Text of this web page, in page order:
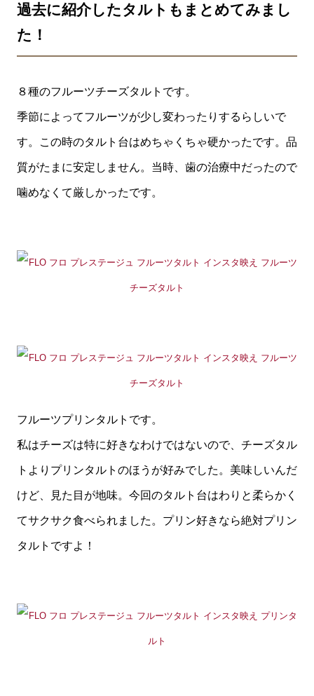
過去に紹介したタルトもまとめてみまし
た！
８種のフルーツチーズタルトです。
季節によってフルーツが少し変わったりするらしいで
す。この時のタルト台はめちゃくちゃ硬かったです。品
質がたまに安定しません。当時、歯の治療中だったので
噛めなくて厳しかったです。
フルーツプリンタルトです。
私はチーズは特に好きなわけではないので、チーズタル
トよりプリンタルトのほうが好みでした。美味しいんだ
けど、見た目が地味。今回のタルト台はわりと柔らかく
てサクサク食べられました。プリン好きなら絶対プリン
タルトですよ！